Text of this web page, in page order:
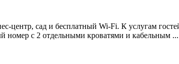
сад и бесплатный Wi-Fi. К услугам
номер с 2 отдельными кроватями и кабельным ...